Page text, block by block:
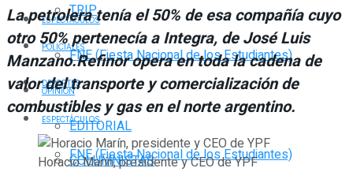
ESPECTÁCULOS
FNE (Fiesta Nacional de los Estudiantes)
OPINIÓN
EDITORIAL
COLUMNISTAS
TRIP
POLICIALES
DEPORTES
ESPECTÁCULOS
FNE (Fiesta Nacional de los Estudiantes)
La petrolera tenía el 50% de esa compañía cuyo
otro 50% pertenecía a Integra, de José Luis
Manzano.Refinor opera en toda la cadena de
valor del transporte y comercialización de
combustibles y gas en el norte argentino.
Horacio Marín, presidente y CEO de YPF